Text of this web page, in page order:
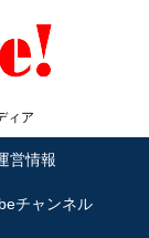
ィア
営情報
チャンネル